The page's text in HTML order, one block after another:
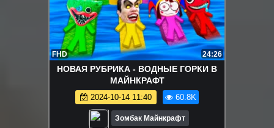
FHD 24:26
НОВАЯ РУБРИКА - ВОДНЫЕ ГОРКИ В
МАЙНКРАФТ
2024-10-14 11:40 60.8K
Зомбак Майнкрафт